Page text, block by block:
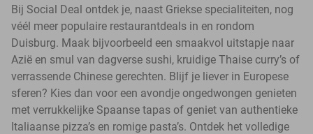
Bij Social Deal ontdek je, naast Griekse specialiteiten, nog
véél meer populaire restaurantdeals in en rondom
Duisburg. Maak bijvoorbeeld een smaakvol uitstapje naar
Azië en smul van dagverse sushi, kruidige Thaise curry’s of
verrassende Chinese gerechten. Blijf je liever in Europese
sferen? Kies dan voor een avondje ongedwongen genieten
met verrukkelijke Spaanse tapas of geniet van authentieke
Italiaanse pizza’s en romige pasta’s. Ontdek het volledige